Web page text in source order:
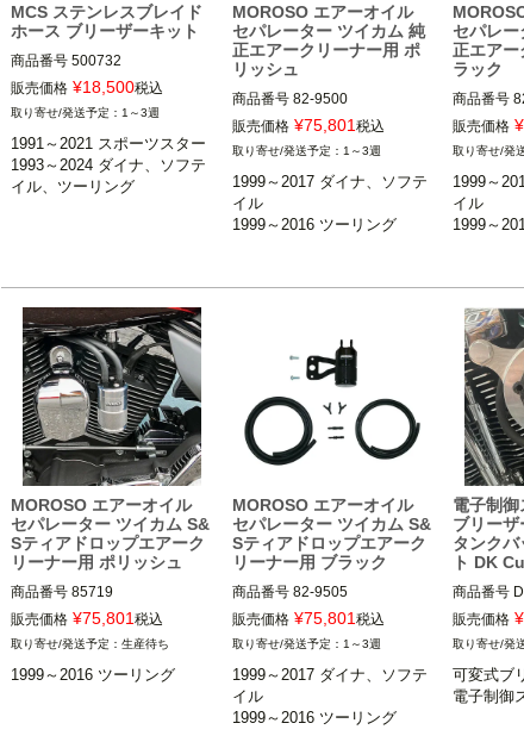
MCS ステンレスブレイド
ホース ブリーザーキット
商品番号 500732
1991～2021 スポーツスター
ル、ツーリング
MotorCycleStorehouse（モー
販売価格 ¥18,500税込
1～3週
1991～2021 スポーツスター
1993～2024 ダイナ、ソフテ
イル、ツーリング
MOROSO エアーオイル
セパレーター ツイカム 純
正エアークリーナー用 ポ
リッシュ
商品番号 82-9500
1999～2017 ダイナ、ソフテイ
ル
T、FLTR、FLHX、FLHR
MOROSO（モロソ）
販売価格 ¥75,801税込
1～3週
1999～2017 ダイナ、ソフテ
イル
1999～2016 ツーリング
セパレ
正エアー
ラック
商品番号
1999～
ル
T、FLTR
販売価格 ¥
1999～
イル
1999～
MOROSO エアーオイル
セパレーター ツイカム S&
Sティアドロップエアーク
リーナー用 ポリッシュ
商品番号 85719
M型番：mor85719
2T14：mor85719
1999～2016 ツーリング
販売価格 ¥75,801 税込
生産待ち
1999～2016 ツーリング
MOROSO エアーオイル
セパレーター ツイカム S&
Sティアドロップエアーク
リーナー用 ブラック
商品番号 82-9505
1999～2017 ダイナ、ソフテイ
ル
T、FLTR、FLHX、FLHR
MOROSO（モロソ）
販売価格 ¥75,801税込
1～3週
1999～2017 ダイナ、ソフテ
イル
1999～2016 ツーリング
電子制御
ブリー
タンクバ
ト DK
商品番号
DKカスタ
DK
販売価格 ¥
可変式ブ
電子制御